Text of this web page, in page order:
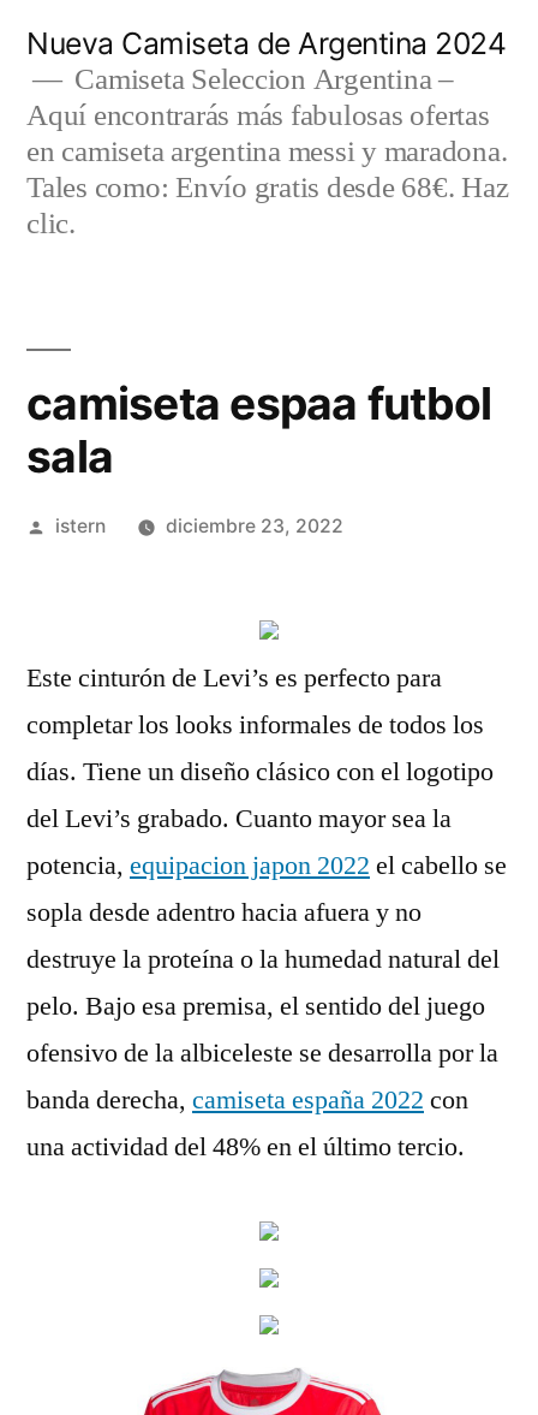
contenido
Nueva Camiseta de Argentina 2024
Camiseta Seleccion Argentina –
Aquí encontrarás más fabulosas ofertas
en camiseta argentina messi y maradona.
Tales como: Envío gratis desde 68€. Haz
clic.
camiseta espaa futbol
sala
Publicado
istern diciembre 23, 2022
Este cinturón de Levi’s es perfecto para
completar los looks informales de todos los
días. Tiene un diseño clásico con el logotipo
del Levi’s grabado. Cuanto mayor sea la
potencia, equipacion japon 2022 el cabello se
sopla desde adentro hacia afuera y no
destruye la proteína o la humedad natural del
pelo. Bajo esa premisa, el sentido del juego
ofensivo de la albiceleste se desarrolla por la
banda derecha, camiseta españa 2022 con
una actividad del 48% en el último tercio.